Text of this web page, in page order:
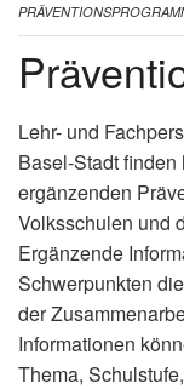
Lehr- und
Basel-Stadt
ergänzenden
Volksschulen und
Ergänzende
Schwerpunkten
der
Informationen
Thema,